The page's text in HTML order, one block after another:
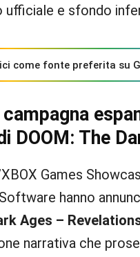
come fonte preferita su
DOOM: The
Games
hanno
Ages –
narrativa che